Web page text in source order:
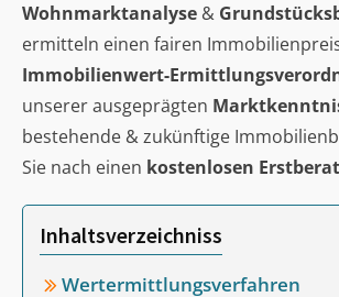
Wohnmarktanalyse &
ermitteln einen fairen
Immobilienwert-
unserer ausgeprägten
bestehende & zukünftige
Sie nach einen kostenlosen
Inhaltsverzeichniss
Wertermittlungsverfahren